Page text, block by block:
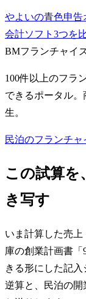
やよいの青色申告
会計ソフト3つを
BMフランチャイ
100件以上のフラ
できるポータル
生。
民泊のフランチ
この試算を
き写す
いま計算した売
庫の創業計画書
きる形にした記
逆算と、民泊の開